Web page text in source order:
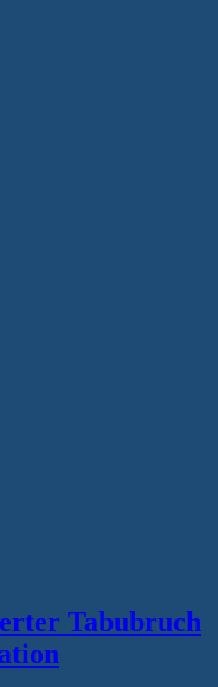
Tabubruch